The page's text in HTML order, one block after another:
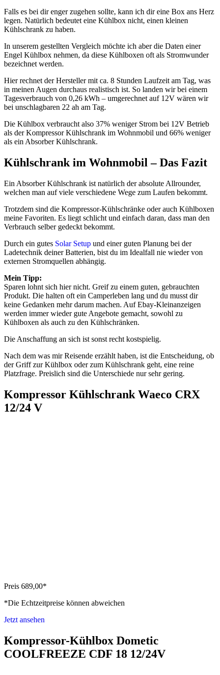
Falls es bei dir enger zugehen sollte, kann ich dir eine Box ans Herz
legen. Natürlich bedeutet eine Kühlbox nicht, einen kleinen
Kühlschrank zu haben.
In unserem gestellten Vergleich möchte ich aber die Daten einer
Engel Kühlbox nehmen, da diese Kühlboxen oft als Stromwunder
bezeichnet werden.
Hier rechnet der Hersteller mit ca. 8 Stunden Laufzeit am Tag, was
in meinen Augen durchaus realistisch ist. So landen wir bei einem
Tagesverbrauch von 0,26 kWh – umgerechnet auf 12V wären wir
bei unschlagbaren 22 ah am Tag.
Die Kühlbox verbraucht also 37% weniger Strom bei 12V Betrieb
als der Kompressor Kühlschrank im Wohnmobil und 66% weniger
als ein Absorber Kühlschrank.
Kühlschrank im Wohnmobil – Das Fazit
Ein Absorber Kühlschrank ist natürlich der absolute Allrounder,
welchen man auf viele verschiedene Wege zum Laufen bekommt.
Trotzdem sind die Kompressor-Kühlschränke oder auch Kühlboxen
meine Favoriten. Es liegt schlicht und einfach daran, dass man den
Verbrauch selber gedeckt bekommt.
Durch ein gutes Solar Setup und einer guten Planung bei der
Ladetechnik deiner Batterien, bist du im Idealfall nie wieder von
externen Stromquellen abhängig.
Mein Tipp:
Sparen lohnt sich hier nicht. Greif zu einem guten, gebrauchten
Produkt. Die halten oft ein Camperleben lang und du musst dir
keine Gedanken mehr darum machen. Auf Ebay-Kleinanzeigen
werden immer wieder gute Angebote gemacht, sowohl zu
Kühlboxen als auch zu den Kühlschränken.
Die Anschaffung an sich ist sonst recht kostspielig.
Nach dem was mir Reisende erzählt haben, ist die Entscheidung, ob
der Griff zur Kühlbox oder zum Kühlschrank geht, eine reine
Platzfrage. Preislich sind die Unterschiede nur sehr gering.
Kompressor Kühlschrank Waeco CRX
12/24 V
Preis 689,00*
*Die Echtzeitpreise können abweichen
Jetzt ansehen
Kompressor-Kühlbox Dometic
COOLFREEZE CDF 18 12/24V